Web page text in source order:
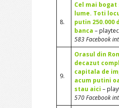
8.
Cel mai bogat
lume. Toti
putin 250.000
banca –
583 Facebook
9.
Orasul din
decazut
capitala de
acum putini
stau aici –
570 Facebook